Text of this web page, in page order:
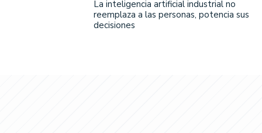
La inteligencia artificial industrial no
reemplaza a las personas, potencia sus
decisiones